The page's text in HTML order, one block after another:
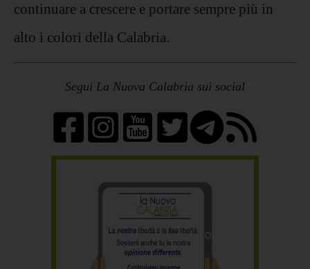
continuare a crescere e portare sempre più in
alto i colori della Calabria.
Segui La Nuova Calabria sui social